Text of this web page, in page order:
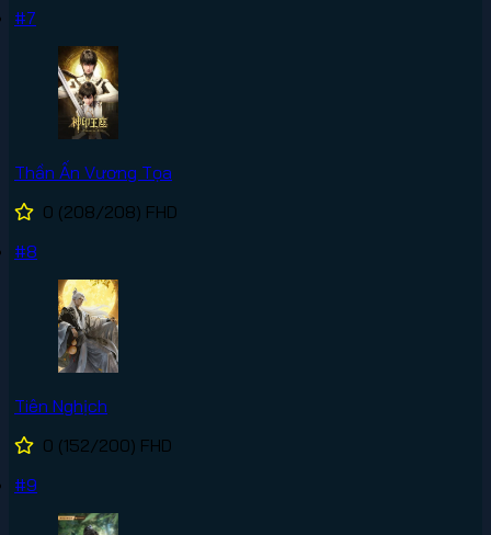
#7
Thần Ấn Vương Tọa
0 (208/208) FHD
#8
Tiên Nghịch
0 (152/200) FHD
#9